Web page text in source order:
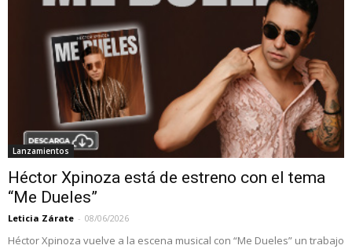
Lanzamientos
Héctor Xpinoza está de estreno con el tema
“Me Dueles”
Leticia Zárate - 08/06/2026
Héctor Xpinoza vuelve a la escena musical con “Me Dueles” un trabajo